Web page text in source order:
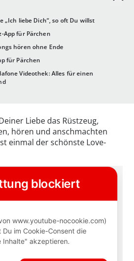
„Ich liebe Dich“, so oft Du willst
App für Pärchen
hören ohne Ende
für Pärchen
Videothek: Alles für einen
Liebe das Rüstzeug,
hören und anschmachten
einmal der schönste Love-